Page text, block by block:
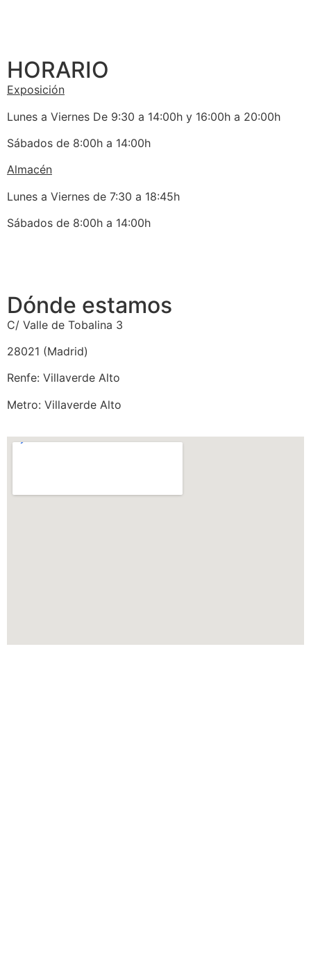
HORARIO
Exposición
Lunes a Viernes De 9:30 a 14:00h y 16:00h a 20:00h
Sábados de 8:00h a 14:00h
Almacén
Lunes a Viernes de 7:30 a 18:45h
Sábados de 8:00h a 14:00h
Dónde estamos
C/ Valle de Tobalina 3
28021 (Madrid)
Renfe: Villaverde Alto
Metro: Villaverde Alto